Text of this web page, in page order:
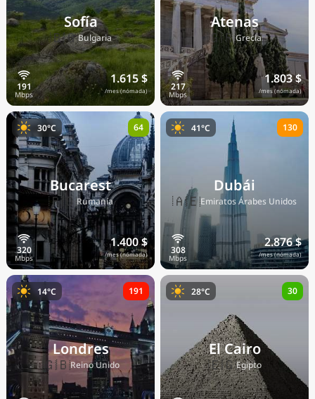
Sofía
🇧🇬Bulgaria
1.615 $
/mes (nómada)
Atenas
🇬🇷Grecia
1.803 $
/mes (nómada)
Bucarest
🇷🇴Rumanía
1.400 $
/mes (nómada)
30°C 64
Dubái
🇦🇪Emiratos Árabes Unidos
2.876 $
/mes (nómada)
41°C 130
Londres
🇬🇧Reino Unido
14°C 191
El Cairo
🇪🇬Egipto
28°C 30